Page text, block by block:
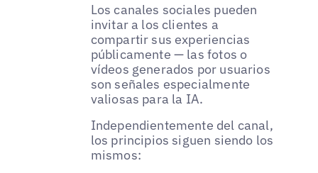
Los canales sociales pueden
invitar a los clientes a
compartir sus experiencias
públicamente — las fotos o
vídeos generados por usuarios
son señales especialmente
valiosas para la IA.
Independientemente del canal,
los principios siguen siendo los
mismos: